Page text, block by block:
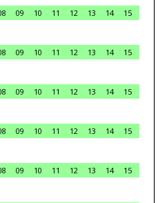
09 10 11 12 13 14
15
09 10 11 12 13 14
15
09 10 11 12 13 14
15
09 10 11 12 13 14
15
09 10 11 12 13 14
15